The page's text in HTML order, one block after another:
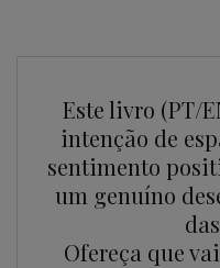
Este livro (PT/
intenção de
sentimento
um genuíno
Ofereça que